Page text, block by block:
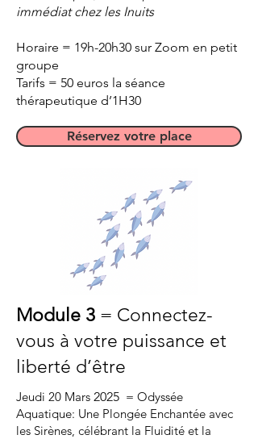
immédiat chez les Inuits
Horaire = 19h-20h30 sur Zoom en petit
groupe
Tarifs = 50 euros la séance
thérapeutique d’1H30
Réservez votre place
Module 3 = Connectez-
vous à votre puissance et
liberté d’être
Jeudi 20 Mars 2025 = Odyssée
Aquatique: Une Plongée Enchantée avec
les Sirènes, célébrant la Fluidité et la